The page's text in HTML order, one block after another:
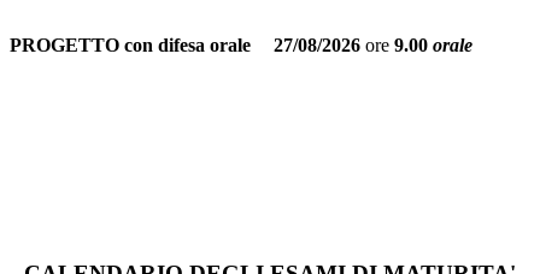
PROGETTO con difesa orale 27/08/2026 ore 9.00 orale